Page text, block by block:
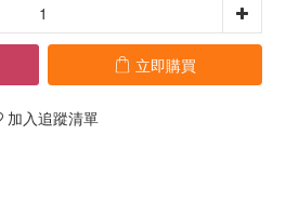
立即購買
加入追蹤清單